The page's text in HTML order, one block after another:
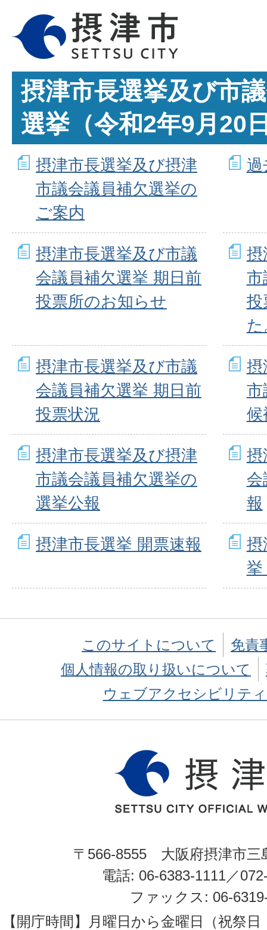
摂津市長選挙及び市
選挙（令和2年9月20
摂津市長選挙及び摂津
市議会議員補欠選挙の
ご案内
過
摂津市長選挙及び市議
会議員補欠選挙 期日前
投票所のお知らせ
摂
市
投
た
摂津市長選挙及び市議
会議員補欠選挙 期日前
投票状況
摂
市
候
摂津市長選挙及び摂津
市議会議員補欠選挙の
選挙公報
摂
会
報
摂津市長選挙 開票速報
摂
挙
このサイトについて
免責
個人情報の取り扱いについて
ウェブアクセシビリテ
〒566-8555 大阪府摂津市三
電話: 06-6383-1111／
ファックス: 06-
【開庁時間】月曜日から金曜日（祝祭